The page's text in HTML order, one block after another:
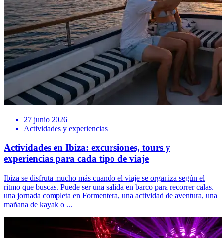
27 junio 2026
Actividades y experiencias
Actividades en Ibiza: excursiones, tours y
experiencias para cada tipo de viaje
Ibiza se disfruta mucho más cuando el viaje se organiza según el
ritmo que buscas. Puede ser una salida en barco para recorrer calas,
una jornada completa en Formentera, una actividad de aventura, una
mañana de kayak o ...